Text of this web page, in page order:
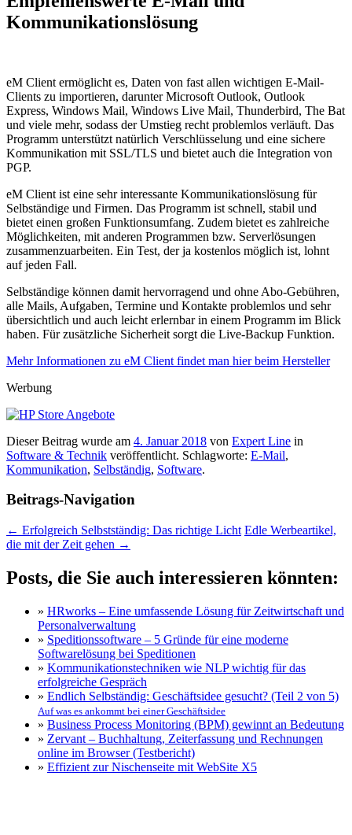
Kommunikationslösung
eM Client ermöglicht es, Daten von fast allen wichtigen E-Mail-
Clients zu importieren, darunter Microsoft Outlook, Outlook
Express, Windows Mail, Windows Live Mail, Thunderbird, The Bat
und viele mehr, sodass der Umstieg recht problemlos verläuft. Das
Programm unterstützt natürlich Verschlüsselung und eine sichere
Kommunikation mit SSL/TLS und bietet auch die Integration von
PGP.
eM Client ist eine sehr interessante Kommunikationslösung für
Selbständige und Firmen. Das Programm ist schnell, stabil und
bietet einen großen Funktionsumfang. Zudem bietet es zahlreiche
Möglichkeiten, mit anderen Programmen bzw. Serverlösungen
zusammenzuarbeiten. Ein Test, der ja kostenlos möglich ist, lohnt
auf jeden Fall.
Selbständige können damit hervorragend und ohne Abo-Gebühren,
alle Mails, Aufgaben, Termine und Kontakte problemlos und sehr
übersichtlich und auch leicht erlernbar in einem Programm im Blick
haben. Für zusätzliche Sicherheit sorgt die Live-Backup Funktion.
Mehr Informationen zu eM Client findet man hier beim Hersteller
Werbung
Dieser Beitrag wurde am 4. Januar 2018 von Expert Line in
Software & Technik veröffentlicht. Schlagworte: E-Mail,
Kommunikation, Selbständig, Software.
Beitrags-Navigation
← Erfolgreich Selbstständig: Das richtige Licht Edle Werbeartikel,
die mit der Zeit gehen →
Posts, die Sie auch interessieren könnten:
» HRworks – Eine umfassende Lösung für Zeitwirtschaft und
Personalverwaltung
» Speditionssoftware – 5 Gründe für eine moderne
Softwarelösung bei Speditionen
» Kommunikationstechniken wie NLP wichtig für das
erfolgreiche Gespräch
» Endlich Selbständig: Geschäftsidee gesucht? (Teil 2 von 5)
Auf was es ankommt bei einer Geschäftsidee
» Business Process Monitoring (BPM) gewinnt an Bedeutung
» Zervant – Buchhaltung, Zeiterfassung und Rechnungen
online im Browser (Testbericht)
» Effizient zur Nischenseite mit WebSite X5